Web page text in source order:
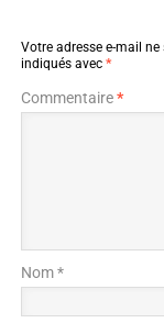
Votre adresse e-mail ne
indiqués avec *
Commentaire*
Nom *